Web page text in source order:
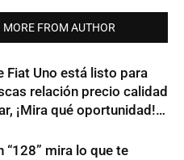
MORE FROM AUTHOR
Fiat Uno está listo para
relación precio calidad
¡Mira qué oportunidad!…
“128” mira lo que te